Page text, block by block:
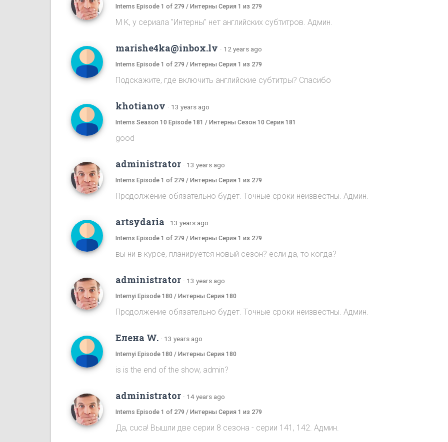
Interns Episode 1 of 279 / Интерны Серия 1 из 279
M K, у сериала "Интерны" нет английских субтитров. Админ.
marishe4ka@inbox.lv · 12 years ago
Interns Episode 1 of 279 / Интерны Серия 1 из 279
Подскажите, где включить английские субтитры? Спасибо
khotianov · 13 years ago
Interns Season 10 Episode 181 / Интерны Сезон 10 Серия 181
good
administrator · 13 years ago
Interns Episode 1 of 279 / Интерны Серия 1 из 279
Продолжение обязательно будет. Точные сроки неизвестны. Админ.
artsydaria · 13 years ago
Interns Episode 1 of 279 / Интерны Серия 1 из 279
вы ни в курсе, планируется новый сезон? если да, то когда?
administrator · 13 years ago
Internyi Episode 180 / Интерны Серия 180
Продолжение обязательно будет. Точные сроки неизвестны. Админ.
Елена W. · 13 years ago
Internyi Episode 180 / Интерны Серия 180
is is the end of the show, admin?
administrator · 14 years ago
Interns Episode 1 of 279 / Интерны Серия 1 из 279
Да, cuca! Вышли две серии 8 сезона - серии 141, 142. Админ.